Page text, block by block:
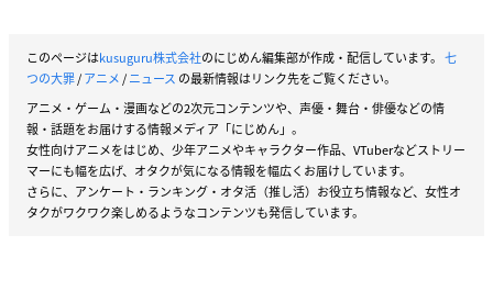
このページはkusuguru株式会社のにじめん編集部が作成・配信しています。 七
つの大罪/アニメ/ニュース の最新情報はリンク先をご覧ください。
アニメ・ゲーム・漫画などの2次元コンテンツや、声優・舞台・俳優などの情
報・話題をお届けする情報メディア「にじめん」。
女性向けアニメをはじめ、少年アニメやキャラクター作品、VTuberなどストリー
マーにも幅を広げ、オタクが気になる情報を幅広くお届けしています。
さらに、アンケート・ランキング・オタ活（推し活）お役立ち情報など、女性オ
タクがワクワク楽しめるようなコンテンツも発信しています。